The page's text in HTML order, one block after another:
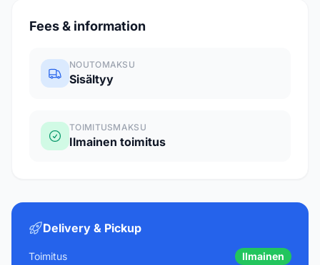
Fees & information
NOUTOMAKSU
Sisältyy
TOIMITUSMAKSU
Ilmainen toimitus
Delivery & Pickup
Toimitus Ilmainen